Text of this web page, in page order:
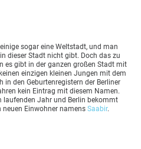
sogar eine Weltstadt, und man
dieser Stadt nicht gibt. Doch das zu
es gibt in der ganzen großen Stadt mit
einzigen kleinen Jungen mit dem
in den Geburtenregistern der Berliner
kein Eintrag mit diesem Namen.
laufenden Jahr und Berlin bekommt
Einwohner namens Saabir.